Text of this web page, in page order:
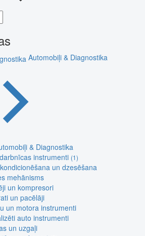
Automobiļi & Diagnostika
& Diagnostika
instrumenti (1)
un dzesēšana
mehānisms
un kompresori
un pacēlāji
un motora instrumenti
auto instrumenti
un uzgaļi